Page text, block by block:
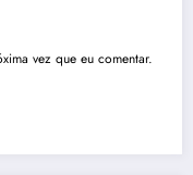
vez que eu comentar.